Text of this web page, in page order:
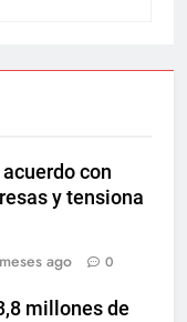
con
y tensiona
ago 0
millones de